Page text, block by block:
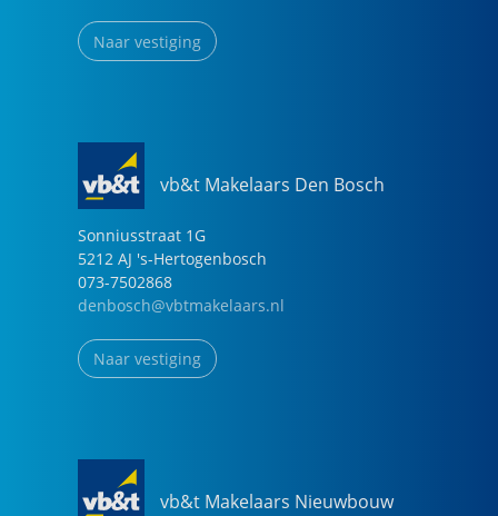
Naar vestiging
vb&t Makelaars Den Bosch
Sonniusstraat 1G
5212 AJ 's-Hertogenbosch
073-7502868
denbosch@vbtmakelaars.nl
Naar vestiging
vb&t Makelaars Nieuwbouw